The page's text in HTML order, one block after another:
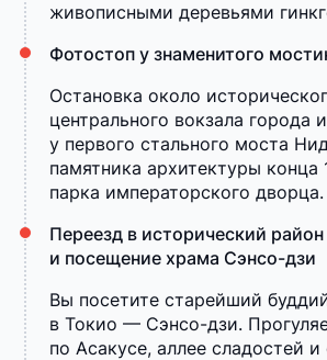
живописными деревьями
Фотостоп у знаменитого
Остановка около
центрального вокзала города
у первого стального моста
памятника архитектуры конца
парка императорского дворца.
Переезд в исторический район
и посещение храма Сэнсо-дзи
Вы посетите старейший
в Токио — Сэнсо-дзи.
по Асакусе, аллее сладостей и